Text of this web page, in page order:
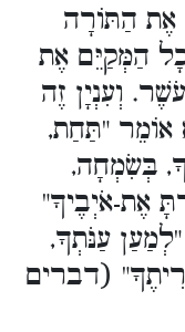
אֶת הַתּוֹרָה
הַמְּקַיֵּם אֶת
וְעִנְיָן זֶה
אוֹמֵר "תַּחַת,
בְּשִׂמְחָה,
אֶת-אֹיְבֶיךָ"
עַנֹּתְךָ,
(דברים